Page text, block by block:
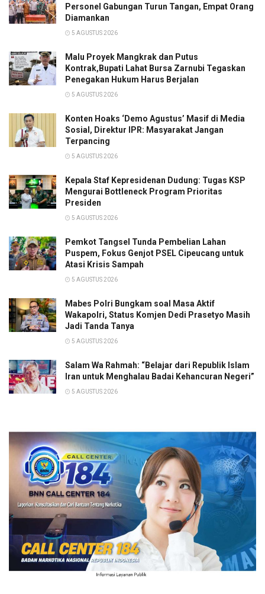
Personel Gabungan Turun Tangan, Empat Orang
Diamankan
5 AGUSTUS 2026
Malu Proyek Mangkrak dan Putus
Kontrak,Bupati Lahat Bursa Zarnubi Tegaskan
Penegakan Hukum Harus Berjalan
5 AGUSTUS 2026
Konten Hoaks ‘Demo Agustus’ Masif di Media
Sosial, Direktur IPR: Masyarakat Jangan
Terpancing
5 AGUSTUS 2026
Kepala Staf Kepresidenan Dudung: Tugas KSP
Mengurai Bottleneck Program Prioritas
Presiden
5 AGUSTUS 2026
Pemkot Tangsel Tunda Pembelian Lahan
Puspem, Fokus Genjot PSEL Cipeucang untuk
Atasi Krisis Sampah
5 AGUSTUS 2026
Mabes Polri Bungkam soal Masa Aktif
Wakapolri, Status Komjen Dedi Prasetyo Masih
Jadi Tanda Tanya
5 AGUSTUS 2026
Salam Wa Rahmah: “Belajar dari Republik Islam
Iran untuk Menghalau Badai Kehancuran Negeri”
5 AGUSTUS 2026